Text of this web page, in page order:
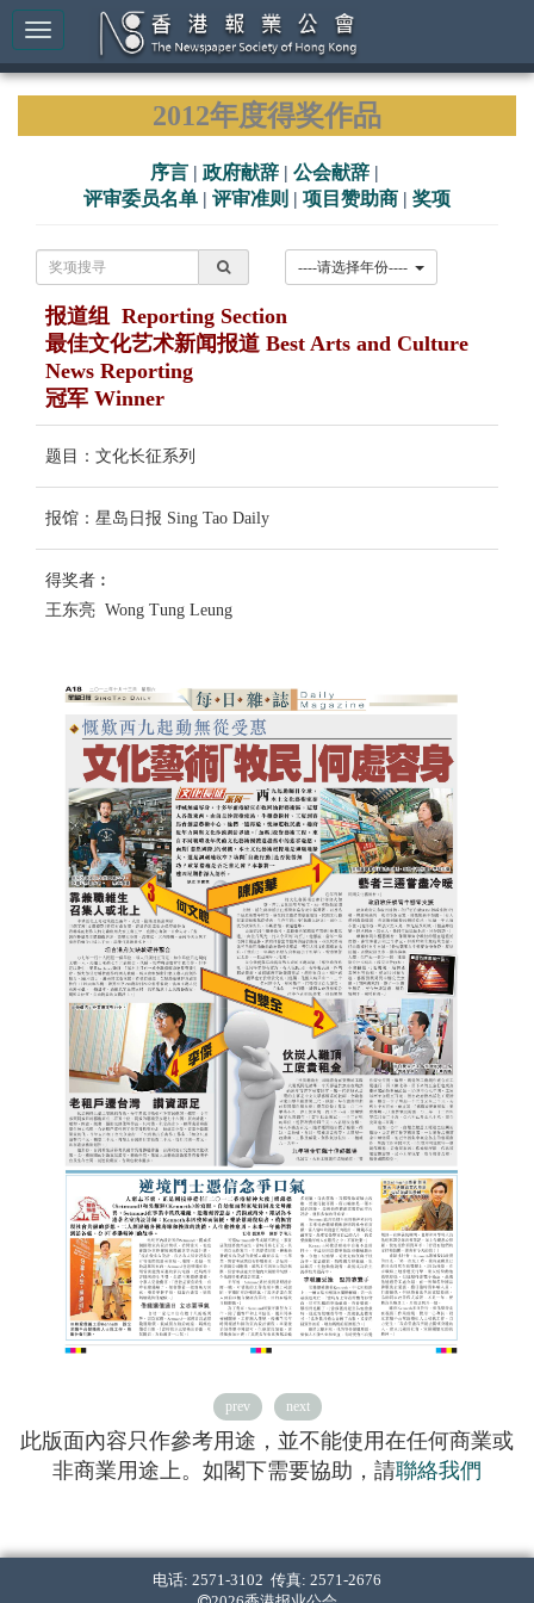
2012年度得奖作品
序言 | 政府献辞 | 公会献辞 |
评审委员名单 | 评审准则 | 项目赞助商 | 奖项
报道组 Reporting Section
最佳文化艺术新闻报道 Best Arts and Culture
News Reporting
冠军 Winner
题目：文化长征系列
报馆：星岛日报 Sing Tao Daily
得奖者︰
王东亮 Wong Tung Leung
prev next
此版面內容只作參考用途，並不能使用在任何商業或
非商業用途上。如閣下需要協助，請聯絡我們
电话: 2571-3102 传真: 2571-2676